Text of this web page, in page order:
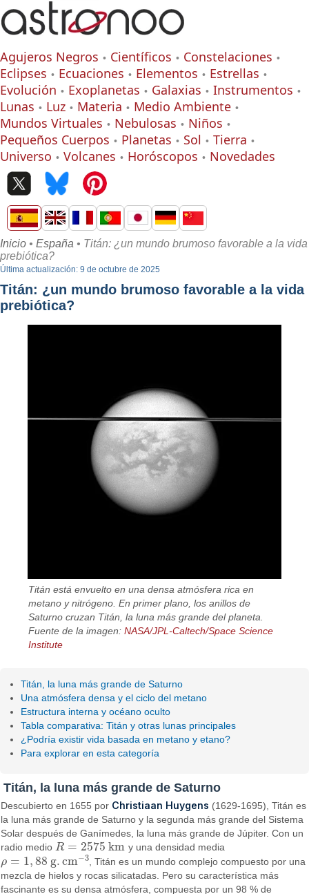
Agujeros Negros Científicos
Constelaciones
Eclipses
Ecuaciones Elementos
Estrellas
Evolución
Exoplanetas Galaxias
Instrumentos
Lunas
Luz Materia
Medio Ambiente
Mundos Virtuales
Nebulosas
Niños
Pequeños Cuerpos
Planetas Sol
Tierra
Universo
Volcanes Horóscopos Novedades
Inicio • España • Titán: ¿un mundo brumoso favorable a la vida
prebiótica?
Última actualización: 9 de octubre de 2025
Titán: ¿un mundo brumoso favorable a la vida
prebiótica?
Titán está envuelto en una densa atmósfera rica en
metano y nitrógeno. En primer plano, los anillos de
Saturno cruzan Titán, la luna más grande del planeta.
Fuente de la imagen:NASA/JPL-Caltech/Space Science
Institute
Titán, la luna más grande de Saturno
Una atmósfera densa y el ciclo del metano
Estructura interna y océano oculto
Tabla comparativa: Titán y otras lunas principales
¿Podría existir vida basada en metano y etano?
Para explorar en esta categoría
Titán, la luna más grande de Saturno
Descubierto en 1655 por Christiaan Huygens (1629-1695), Titán es
la luna más grande de Saturno y la segunda más grande del Sistema
Solar después de Ganímedes, la luna más grande de Júpiter. Con un
radio medioR = 2575 km
R= 2575 km y una densidad media
ρ = 1,88 g.cm−3
ρ=1, 88 g.c m− 3
, Titán es un mundo complejo compuesto por una
mezcla de hielos y rocas silicatadas. Pero su característica más
fascinante es su densa atmósfera, compuesta por un 98 % de